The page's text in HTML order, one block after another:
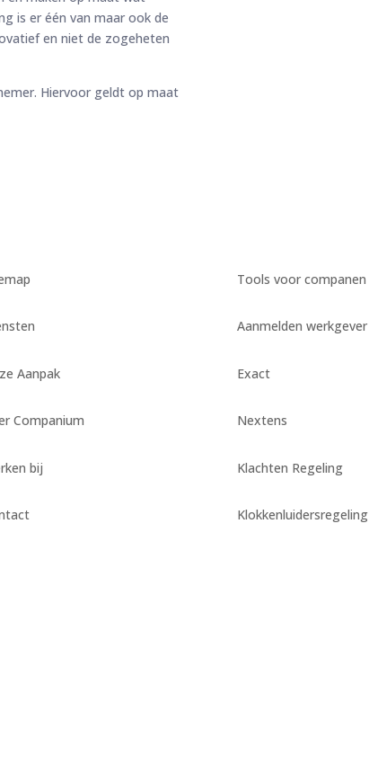
is er één van maar ook de
en niet de zogeheten
Hiervoor geldt op maat
Aanpak
Companium
bij
Tools voor companen
Aanmelden werkgever
Exact
Nextens
Klachten Regeling
Klokkenluidersregeling